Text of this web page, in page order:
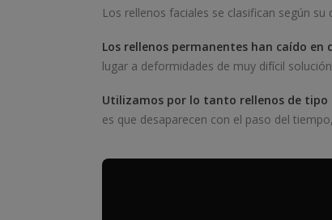
Los rellenos faciales se clasifican según su
Los rellenos permanentes han caído en
lugar a deformidades de muy difícil
Utilizamos por lo tanto rellenos de tipo
es que desaparecen con el paso del